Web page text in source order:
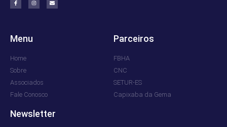
Menu
Home
Sobre
Associados
Fale Conosco
Parceiros
FBHA
CNC
SETUR-ES
Capixaba da Gema
Newsletter